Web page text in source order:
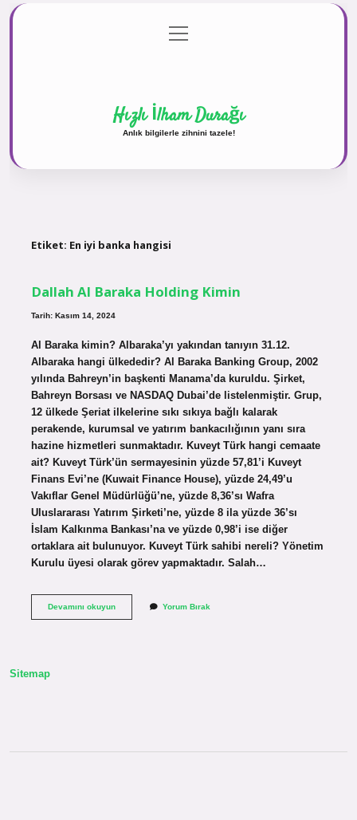
Gizlilik Politikası
menüyü
aç
Hızlı İlham Durağı
Anlık bilgilerle zihnini tazele!
Etiket: En iyi banka hangisi
Dallah Al Baraka Holding Kimin
Tarih: Kasım 14, 2024
Al Baraka kimin? Albaraka’yı yakından tanıyın 31.12.
Albaraka hangi ülkededir? Al Baraka Banking Group, 2002
yılında Bahreyn’in başkenti Manama’da kuruldu. Şirket,
Bahreyn Borsası ve NASDAQ Dubai’de listelenmiştir. Grup,
12 ülkede Şeriat ilkelerine sıkı sıkıya bağlı kalarak
perakende, kurumsal ve yatırım bankacılığının yanı sıra
hazine hizmetleri sunmaktadır. Kuveyt Türk hangi cemaate
ait? Kuveyt Türk’ün sermayesinin yüzde 57,81’i Kuveyt
Finans Evi’ne (Kuwait Finance House), yüzde 24,49’u
Vakıflar Genel Müdürlüğü’ne, yüzde 8,36’sı Wafra
Uluslararası Yatırım Şirketi’ne, yüzde 8 ila yüzde 36’sı
İslam Kalkınma Bankası’na ve yüzde 0,98’i ise diğer
ortaklara ait bulunuyor. Kuveyt Türk sahibi nereli? Yönetim
Kurulu üyesi olarak görev yapmaktadır. Salah…
Devamını okuyunDallah
Yorum Bırak
Sitemap